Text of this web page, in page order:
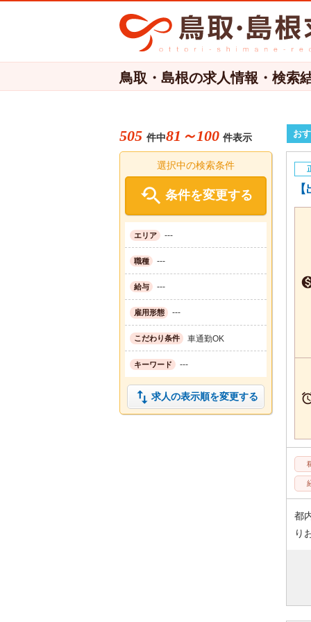
鳥取・島根の求人情報・検索
505 件中81～100 件表示 お
都
り
選択中の検索条件
 条件を変更する
エリア ---
職種 ---
給与 ---
雇用形態 ---
こだわり条件 車通勤OK
キーワード ---
 求人の表示順を変更する